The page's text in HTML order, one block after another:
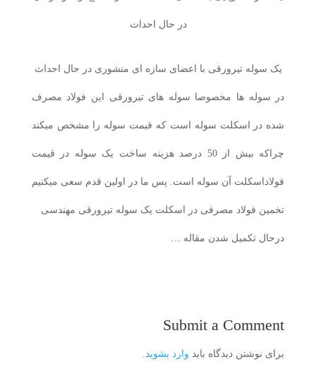
در حال احداث
یک سوله تیرورقی با اعضای سازه ای منشوری در حال احداث
در سوله ها مخصوصا سوله های تیرورقی این فولاد مصرف
شده در اسکلت سوله است که قیمت سوله را مشخص میکند
چراکه بیش از 50 درصد هزینه ساخت یک سوله در قیمت
فولاداسکلت آن سوله است. پس ما در اولین قدم سعی میکنیم
تخمین فولاد مصرفی در اسکلت یک سوله تیرورقی مهندسی
درحال تکمیل شدن مقاله …
Submit a Comment
برای نوشتن دیدگاه باید وارد بشوید.